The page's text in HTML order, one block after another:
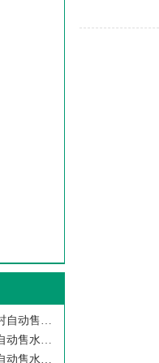
前置过滤器不会选农村自动售水机陕西自
水垢真的太闹心农村自动售水机陕西自动
农村自动售水机陕西自动售水机西安美之